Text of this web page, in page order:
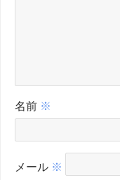
名前 ※
メール ※